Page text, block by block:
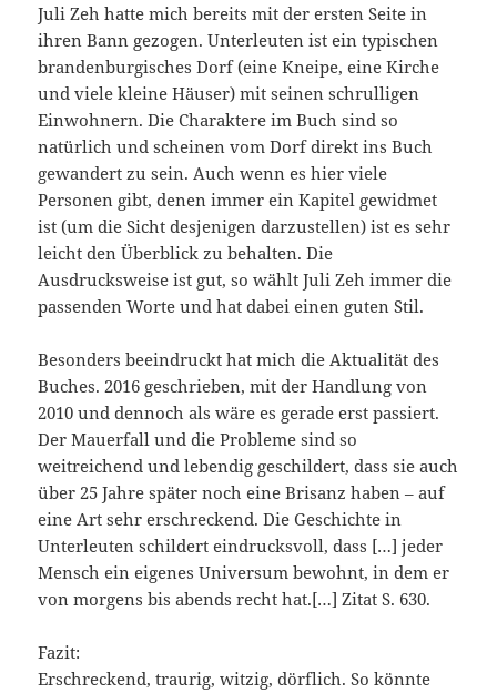
Juli Zeh hatte mich bereits mit der ersten Seite in
ihren Bann gezogen. Unterleuten ist ein typischen
brandenburgisches Dorf (eine Kneipe, eine Kirche
und viele kleine Häuser) mit seinen schrulligen
Einwohnern. Die Charaktere im Buch sind so
natürlich und scheinen vom Dorf direkt ins Buch
gewandert zu sein. Auch wenn es hier viele
Personen gibt, denen immer ein Kapitel gewidmet
ist (um die Sicht desjenigen darzustellen) ist es sehr
leicht den Überblick zu behalten. Die
Ausdrucksweise ist gut, so wählt Juli Zeh immer die
passenden Worte und hat dabei einen guten Stil.
Besonders beeindruckt hat mich die Aktualität des
Buches. 2016 geschrieben, mit der Handlung von
2010 und dennoch als wäre es gerade erst passiert.
Der Mauerfall und die Probleme sind so
weitreichend und lebendig geschildert, dass sie auch
über 25 Jahre später noch eine Brisanz haben – auf
eine Art sehr erschreckend. Die Geschichte in
Unterleuten schildert eindrucksvoll, dass […] jeder
Mensch ein eigenes Universum bewohnt, in dem er
von morgens bis abends recht hat.[…] Zitat S. 630.
Fazit:
Erschreckend, traurig, witzig, dörflich. So könnte